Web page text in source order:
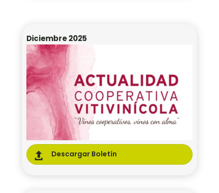
Diciembre 2025
 Descargar Boletín